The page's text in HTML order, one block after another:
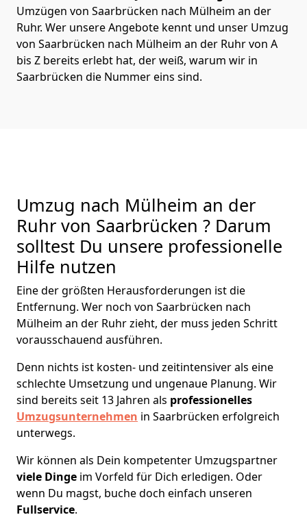
Umzügen von Saarbrücken nach Mülheim an der
Ruhr. Wer unsere Angebote kennt und unser Umzug
von Saarbrücken nach Mülheim an der Ruhr von A
bis Z bereits erlebt hat, der weiß, warum wir in
Saarbrücken die Nummer eins sind.
Umzug nach Mülheim an der
Ruhr von Saarbrücken ? Darum
solltest Du unsere professionelle
Hilfe nutzen
Eine der größten Herausforderungen ist die
Entfernung. Wer noch von Saarbrücken nach
Mülheim an der Ruhr zieht, der muss jeden Schritt
vorausschauend ausführen.
Denn nichts ist kosten- und zeitintensiver als eine
schlechte Umsetzung und ungenaue Planung. Wir
sind bereits seit 13 Jahren als professionelles
Umzugsunternehmen in Saarbrücken erfolgreich
unterwegs.
Wir können als Dein kompetenter Umzugspartner
viele Dinge im Vorfeld für Dich erledigen. Oder
wenn Du magst, buche doch einfach unseren
Fullservice.